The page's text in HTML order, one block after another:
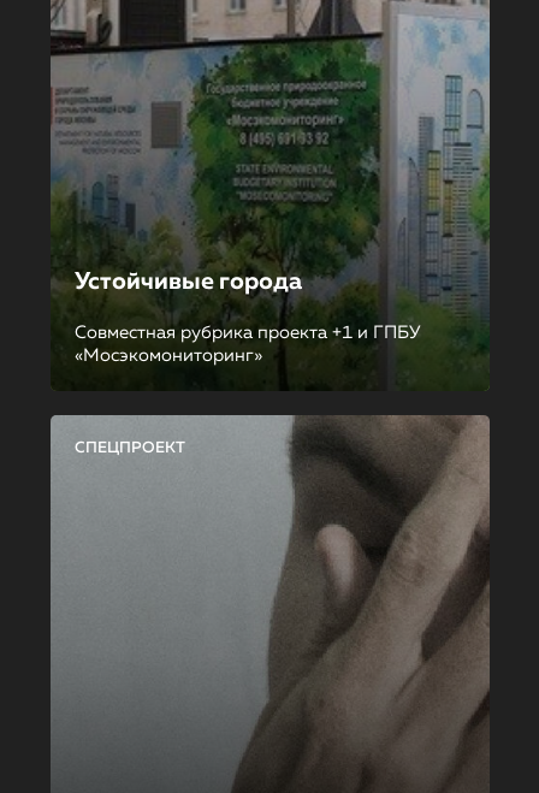
Устойчивые города
Совместная рубрика проекта +1 и ГПБУ
«Мосэкомониторинг»
СПЕЦПРОЕКТ